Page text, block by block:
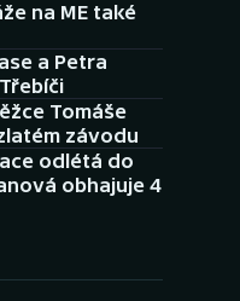
na ME také
a Petra
Tomáše
závodu
odlétá do
obhajuje 4